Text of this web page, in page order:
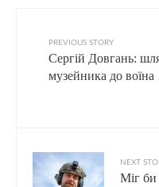
PREVIOUS STORY
Сергій Довгань:
музейника до воїна
NEXT
Міг би